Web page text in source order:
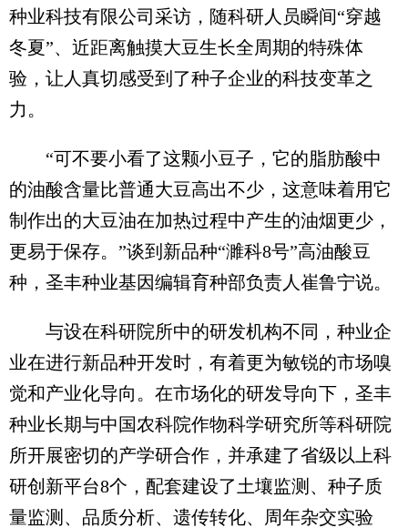
种业科技有限公司采访，随科研人员瞬间“穿越
冬夏”、近距离触摸大豆生长全周期的特殊体
验，让人真切感受到了种子企业的科技变革之
力。
“可不要小看了这颗小豆子，它的脂肪酸中
的油酸含量比普通大豆高出不少，这意味着用它
制作出的大豆油在加热过程中产生的油烟更少，
更易于保存。”谈到新品种“濉科8号”高油酸豆
种，圣丰种业基因编辑育种部负责人崔鲁宁说。
与设在科研院所中的研发机构不同，种业企
业在进行新品种开发时，有着更为敏锐的市场嗅
觉和产业化导向。在市场化的研发导向下，圣丰
种业长期与中国农科院作物科学研究所等科研院
所开展密切的产学研合作，并承建了省级以上科
研创新平台8个，配套建设了土壤监测、种子质
量监测、品质分析、遗传转化、周年杂交实验